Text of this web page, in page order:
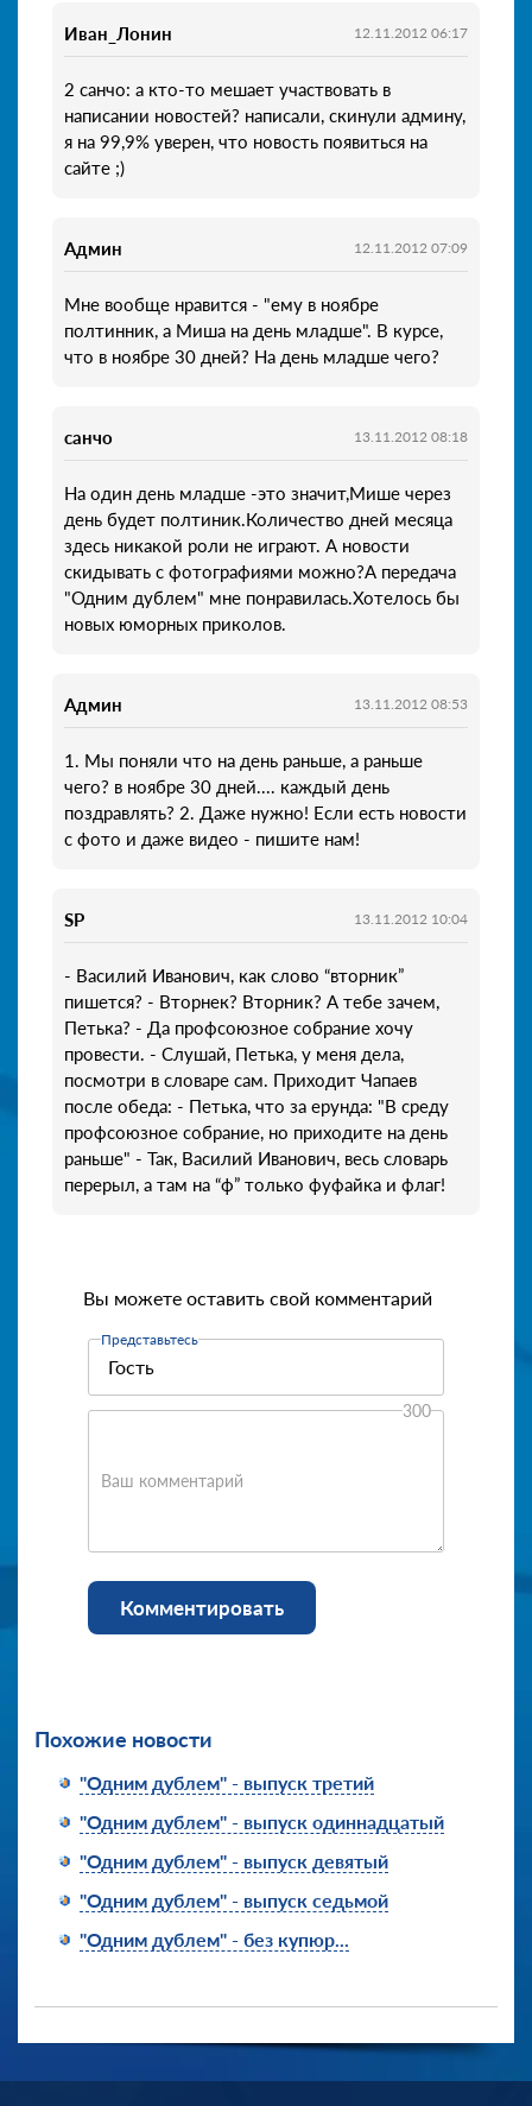
Иван_Лонин 12.11.2012 06:17
2 санчо: а кто-то мешает участвовать в
написании новостей? написали, скинули админу,
я на 99,9% уверен, что новость появиться на
сайте ;)
Админ 12.11.2012 07:09
Мне вообще нравится - "ему в ноябре
полтинник, а Миша на день младше". В курсе,
что в ноябре 30 дней? На день младше чего?
санчо 13.11.2012 08:18
На один день младше -это значит,Мише через
день будет полтиник.Количество дней месяца
здесь никакой роли не играют. А новости
скидывать с фотографиями можно?А передача
"Одним дублем" мне понравилась.Хотелось бы
новых юморных приколов.
Админ 13.11.2012 08:53
1. Мы поняли что на день раньше, а раньше
чего? в ноябре 30 дней.... каждый день
поздравлять? 2. Даже нужно! Если есть новости
с фото и даже видео - пишите нам!
SP 13.11.2012 10:04
- Василий Иванович, как слово “вторник”
пишется? - Вторнек? Вторник? А тебе зачем,
Петька? - Да профсоюзное собрание хочу
провести. - Слушай, Петька, у меня дела,
посмотри в словаре сам. Приходит Чапаев
после обеда: - Петька, что за ерунда: "В среду
профсоюзное собрание, но приходите на день
раньше" - Так, Василий Иванович, весь словарь
перерыл, а там на “ф” только фуфайка и флаг!
Вы можете оставить свой комментарий
Представьтесь
Ваш комментарий
300
Комментировать
Похожие новости
"Одним дублем" - выпуск третий
"Одним дублем" - выпуск одиннадцатый
"Одним дублем" - выпуск девятый
"Одним дублем" - выпуск седьмой
"Одним дублем" - без купюр...